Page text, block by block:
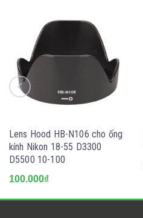
Lens Hood HB-N106 cho ống
kính Nikon 18-55 D3300
D5500 10-100
100.000₫